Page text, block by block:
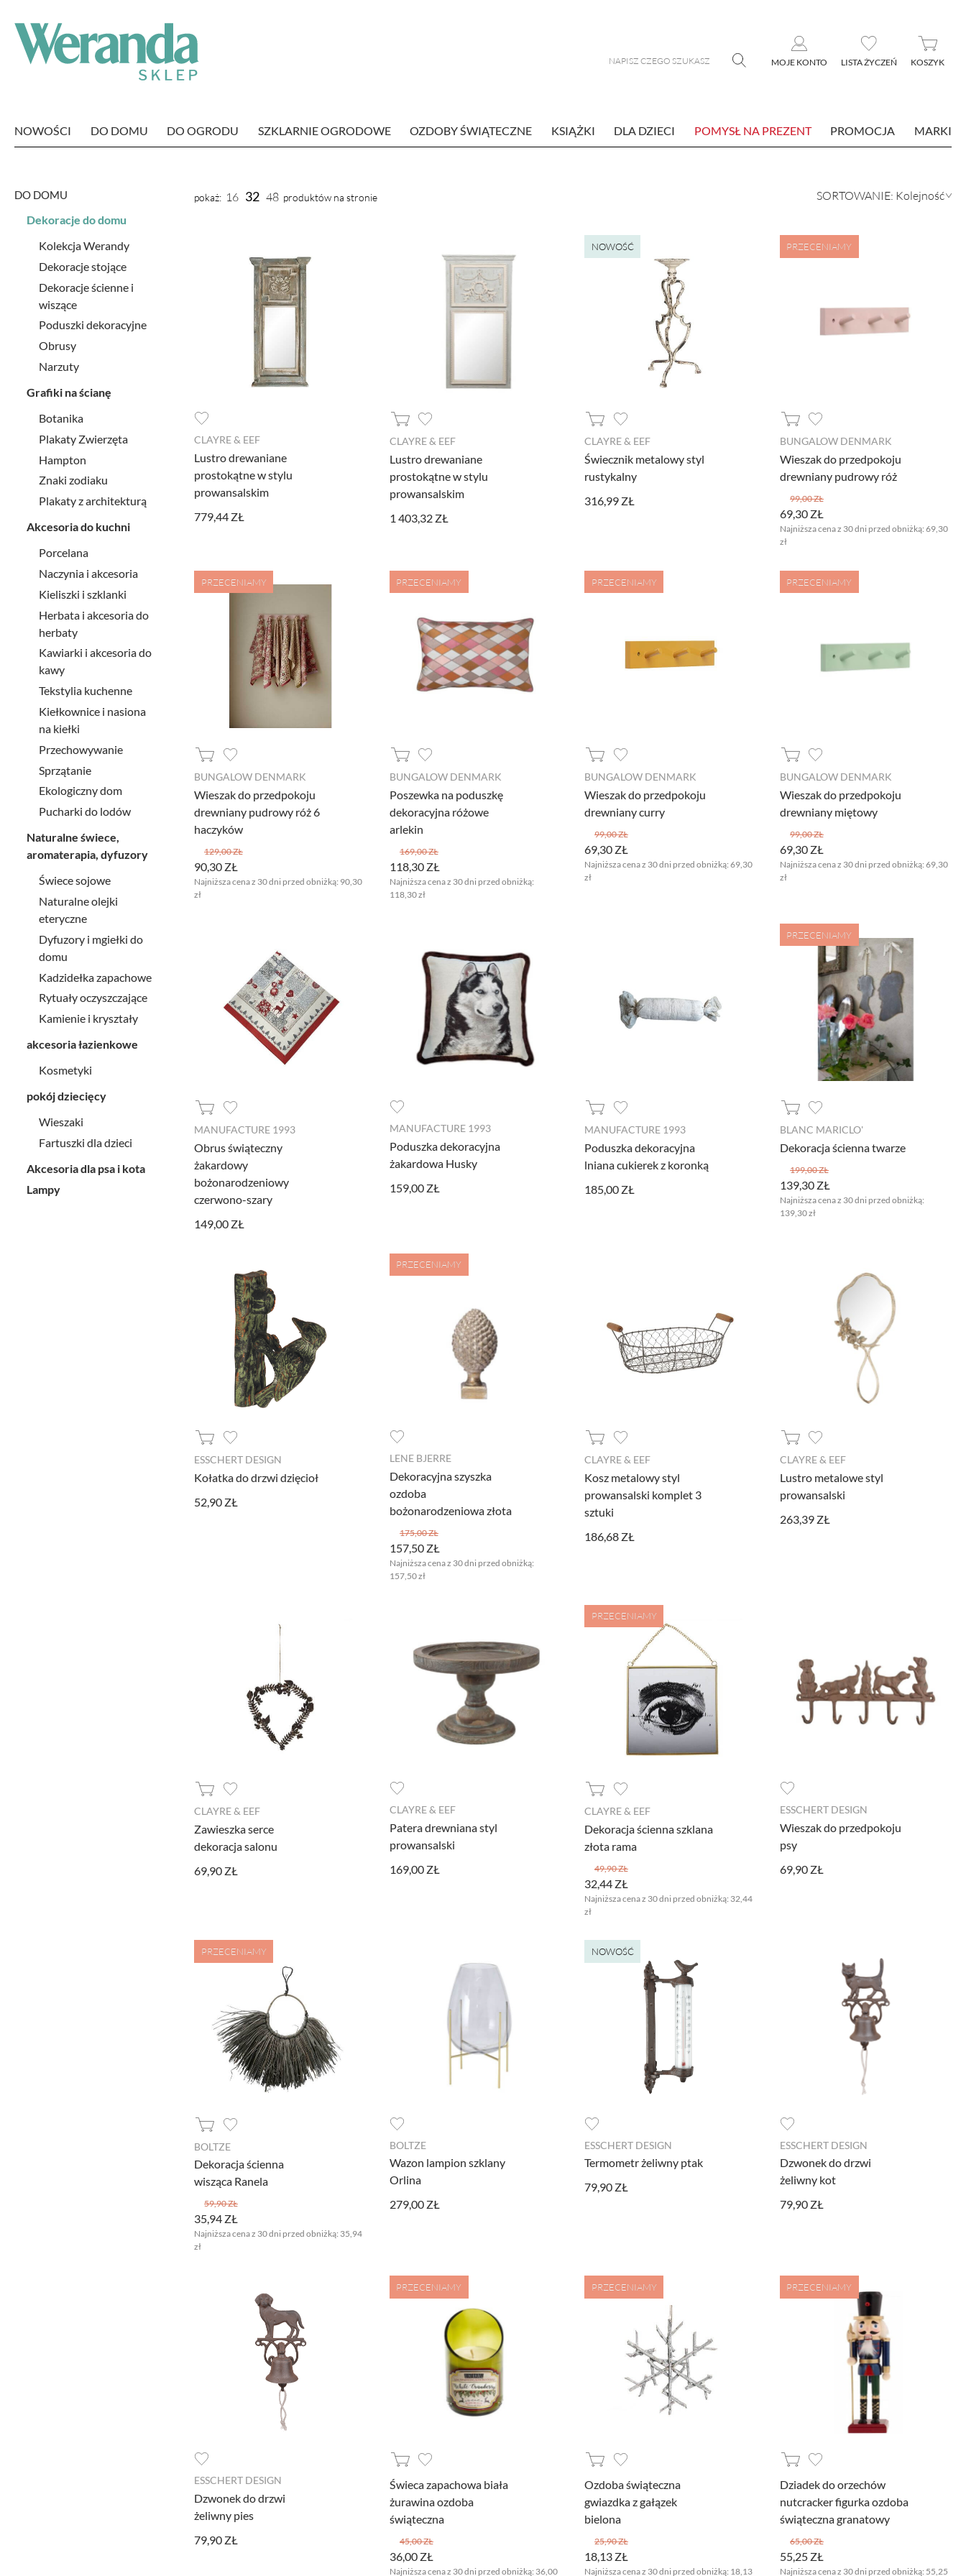
MOJE KONTO LISTA ŻYCZEŃ KOSZYK
NOWOŚCI DO DOMU DO OGRODU SZKLARNIE OGRODOWE OZDOBY ŚWIĄTECZNE KSIĄŻKI DLA DZIECI POMYSŁ NA PREZENT PROMOCJA MARKI
DO DOMU
Dekoracje do domu
Kolekcja Werandy
Dekoracje stojące
Dekoracje ścienne i
wiszące
Poduszki dekoracyjne
Obrusy
Narzuty
Grafiki na ścianę
Botanika
Plakaty Zwierzęta
Hampton
Znaki zodiaku
Plakaty z architekturą
Akcesoria do kuchni
Porcelana
Naczynia i akcesoria
Kieliszki i szklanki
Herbata i akcesoria do
herbaty
Kawiarki i akcesoria do
kawy
Tekstylia kuchenne
Kiełkownice i nasiona
na kiełki
Przechowywanie
Sprzątanie
Ekologiczny dom
Pucharki do lodów
Naturalne świece,
aromaterapia, dyfuzory
Świece sojowe
Naturalne olejki
eteryczne
Dyfuzory i mgiełki do
domu
Kadzidełka zapachowe
Rytuały oczyszczające
Kamienie i kryształy
akcesoria łazienkowe
Kosmetyki
pokój dziecięcy
Wieszaki
Fartuszki dla dzieci
Akcesoria dla psa i kota
Lampy
pokaż: 16 32 48 produktów na stronie
CLAYRE & EEF
Lustro drewaniane
prostokątne w stylu
prowansalskim
779,44 ZŁ
CLAYRE & EEF
Lustro drewaniane
prostokątne w stylu
prowansalskim
1 403,32 ZŁ
NOWOŚĆ
CLAYRE & EEF
Świecznik metalowy styl
rustykalny
316,99 ZŁ
PRZECENIAMY
BUNGALOW DENMARK
Wieszak do przedpokoju
drewniany pudrowy róż
69,30 ZŁ
99,00 ZŁ
Najniższa cena z 30 dni przed obniżką: 69,30
zł
PRZECENIAMY
BUNGALOW DENMARK
Wieszak do przedpokoju
drewniany pudrowy róż 6
haczyków
90,30 ZŁ
129,00 ZŁ
Najniższa cena z 30 dni przed obniżką: 90,30
zł
PRZECENIAMY
BUNGALOW DENMARK
Poszewka na poduszkę
dekoracyjna różowe
arlekin
118,30 ZŁ
169,00 ZŁ
Najniższa cena z 30 dni przed obniżką:
118,30 zł
PRZECENIAMY
BUNGALOW DENMARK
Wieszak do przedpokoju
drewniany curry
69,30 ZŁ
99,00 ZŁ
Najniższa cena z 30 dni przed obniżką: 69,30
zł
PRZECENIAMY
BUNGALOW DENMARK
Wieszak do przedpokoju
drewniany miętowy
69,30 ZŁ
99,00 ZŁ
Najniższa cena z 30 dni przed obniżką: 69,30
zł
MANUFACTURE 1993
Obrus świąteczny
żakardowy
bożonarodzeniowy
czerwono-szary
149,00 ZŁ
MANUFACTURE 1993
Poduszka dekoracyjna
żakardowa Husky
159,00 ZŁ
MANUFACTURE 1993
Poduszka dekoracyjna
lniana cukierek z koronką
185,00 ZŁ
PRZECENIAMY
BLANC MARICLO'
Dekoracja ścienna twarze
139,30 ZŁ
199,00 ZŁ
Najniższa cena z 30 dni przed obniżką:
139,30 zł
ESSCHERT DESIGN
Kołatka do drzwi dzięcioł
52,90 ZŁ
PRZECENIAMY
LENE BJERRE
Dekoracyjna szyszka
ozdoba
bożonarodzeniowa złota
157,50 ZŁ
175,00 ZŁ
Najniższa cena z 30 dni przed obniżką:
157,50 zł
CLAYRE & EEF
Kosz metalowy styl
prowansalski komplet 3
sztuki
186,68 ZŁ
CLAYRE & EEF
Lustro metalowe styl
prowansalski
263,39 ZŁ
CLAYRE & EEF
Zawieszka serce
dekoracja salonu
69,90 ZŁ
CLAYRE & EEF
Patera drewniana styl
prowansalski
169,00 ZŁ
PRZECENIAMY
CLAYRE & EEF
Dekoracja ścienna szklana
złota rama
32,44 ZŁ
49,90 ZŁ
Najniższa cena z 30 dni przed obniżką: 32,44
zł
ESSCHERT DESIGN
Wieszak do przedpokoju
psy
69,90 ZŁ
PRZECENIAMY
BOLTZE
Dekoracja ścienna
wisząca Ranela
35,94 ZŁ
59,90 ZŁ
Najniższa cena z 30 dni przed obniżką: 35,94
zł
BOLTZE
Wazon lampion szklany
Orlina
279,00 ZŁ
NOWOŚĆ
ESSCHERT DESIGN
Termometr żeliwny ptak
79,90 ZŁ
ESSCHERT DESIGN
Dzwonek do drzwi
żeliwny kot
79,90 ZŁ
ESSCHERT DESIGN
Dzwonek do drzwi
żeliwny pies
79,90 ZŁ
PRZECENIAMY
Świeca zapachowa biała
żurawina ozdoba
świąteczna
36,00 ZŁ
45,00 ZŁ
Najniższa cena z 30 dni przed obniżką: 36,00
PRZECENIAMY
Ozdoba świąteczna
gwiazdka z gałązek
bielona
18,13 ZŁ
25,90 ZŁ
Najniższa cena z 30 dni przed obniżką: 18,13
PRZECENIAMY
Dziadek do orzechów
nutcracker figurka ozdoba
świąteczna granatowy
55,25 ZŁ
65,00 ZŁ
Najniższa cena z 30 dni przed obniżką: 55,25
Ustawiając poszczególne narzędzia jako włączone, godzisz się, by informacje przez nie gromadzone były przetwarzane przez
administratora tej strony oraz dostawców narzędzi zewnętrznych na zasadach opisanych szczegółowo w
Jeżeli chcesz zaakceptować wszystkie zastosowane na stronie pliki cookies, po prostu kliknij w przycisk poniżej.
Niezbędne cookies
Niezbędne pliki cookie są absolutnie niezbędne do prawidłowego działania witryny. Te pliki cookie zapewniają anonimowe działanie podstawowych funkcji i zabezpieczeń
Narzędzia Google
Korzystamy z Google Analytics, czyli narzędzia pozwalającego na gromadzenie, przeglądanie i analizę statystyk związanych z aktywnością użytkowników na naszej stronie.
Kod śledzący Google Analytics gromadzi informacje na temat Twojej aktywności na naszej stronie, które mogą być przez Google wykorzystywane przy budowaniu Twojego
Ads. Jeżeli sobie tego nie życzysz, możesz wyłączyć narzędzia Google.
Facebook Pixel
sposób informacji kierować do Ciebie spersonalizowaną reklamę w ramach narzędzi reklamowych Facebooka. W ramach tego narzędzia nie są gromadzone jakiekolwiek
dane pozwalające Cię bezpośrednio zidentyfikować. Jeżeli wyłączysz Pixel Facebooka, nie będziemy w stanie kierować do Ciebie reklam dopasowanych do Twojej
aktywności.